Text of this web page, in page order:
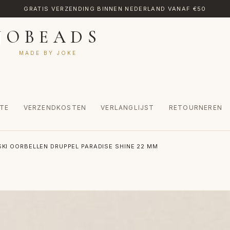
GRATIS VERZENDING BINNEN NEDERLAND VANAF €50
MADE BY JOKE
VERZENDKOSTEN VERLANGLIJST RETOURNEREN
MIJN ACCOUNT RETOURNEREN TRANSLATE VERLANGLIJST
OORBELLEN DRUPPEL PARADISE SHINE 22 MM